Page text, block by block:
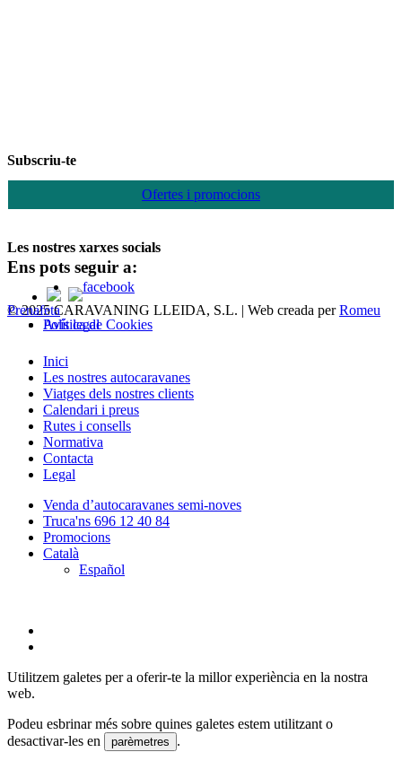
Subscriu-te
Ofertes i promocions
Les nostres xarxes socials
Ens pots seguir a:
© 2025 CARAVANING LLEIDA, S.L. | Web creada per
Romeu Prenafeta
Política de Cookies
Avís legal
Close
Menu
Inici
Les nostres autocaravanes
Viatges dels nostres clients
Calendari i preus
Rutes i consells
Normativa
Contacta
Legal
Venda d’autocaravanes semi-noves
Truca'ns 696 12 40 84
Promocions
Català
Español
Utilitzem galetes per a oferir-te la millor experiència en la nostra
web.
Podeu esbrinar més sobre quines galetes estem utilitzant o
desactivar-les en
parèmetres .